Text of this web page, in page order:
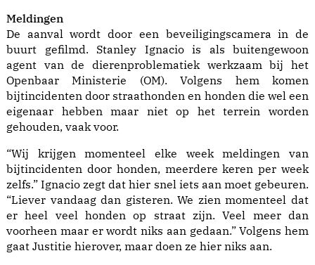
Meldingen
De aanval wordt door een beveiligingscamera in de
buurt gefilmd. Stanley Ignacio is als buitengewoon
agent van de dierenproblematiek werkzaam bij het
Openbaar Ministerie (OM). Volgens hem komen
bijtincidenten door straathonden en honden die wel een
eigenaar hebben maar niet op het terrein worden
gehouden, vaak voor.
“Wij krijgen momenteel elke week meldingen van
bijtincidenten door honden, meerdere keren per week
zelfs.” Ignacio zegt dat hier snel iets aan moet gebeuren.
“Liever vandaag dan gisteren. We zien momenteel dat
er heel veel honden op straat zijn. Veel meer dan
voorheen maar er wordt niks aan gedaan.” Volgens hem
gaat Justitie hierover, maar doen ze hier niks aan.